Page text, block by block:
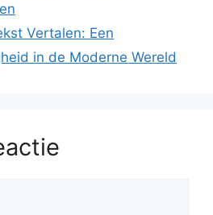
Vertalen: Een
in de Moderne Wereld